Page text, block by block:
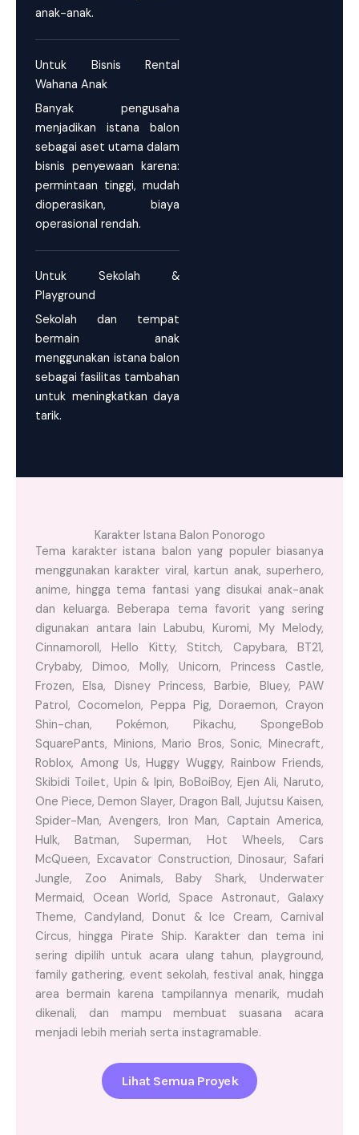
anak-anak.
Untuk Bisnis Rental
Wahana Anak
Banyak pengusaha
menjadikan istana balon
sebagai aset utama dalam
bisnis penyewaan karena:
permintaan tinggi, mudah
dioperasikan, biaya
operasional rendah.
Untuk Sekolah &
Playground
Sekolah dan tempat
bermain anak
menggunakan istana balon
sebagai fasilitas tambahan
untuk meningkatkan daya
tarik.
Karakter Istana Balon Ponorogo
Tema karakter istana balon yang populer biasanya
menggunakan karakter viral, kartun anak, superhero,
anime, hingga tema fantasi yang disukai anak-anak
dan keluarga. Beberapa tema favorit yang sering
digunakan antara lain Labubu, Kuromi, My Melody,
Cinnamoroll, Hello Kitty, Stitch, Capybara, BT21,
Crybaby, Dimoo, Molly, Unicorn, Princess Castle,
Frozen, Elsa, Disney Princess, Barbie, Bluey, PAW
Patrol, Cocomelon, Peppa Pig, Doraemon, Crayon
Shin-chan, Pokémon, Pikachu, SpongeBob
SquarePants, Minions, Mario Bros, Sonic, Minecraft,
Roblox, Among Us, Huggy Wuggy, Rainbow Friends,
Skibidi Toilet, Upin & Ipin, BoBoiBoy, Ejen Ali, Naruto,
One Piece, Demon Slayer, Dragon Ball, Jujutsu Kaisen,
Spider-Man, Avengers, Iron Man, Captain America,
Hulk, Batman, Superman, Hot Wheels, Cars
McQueen, Excavator Construction, Dinosaur, Safari
Jungle, Zoo Animals, Baby Shark, Underwater
Mermaid, Ocean World, Space Astronaut, Galaxy
Theme, Candyland, Donut & Ice Cream, Carnival
Circus, hingga Pirate Ship. Karakter dan tema ini
sering dipilih untuk acara ulang tahun, playground,
family gathering, event sekolah, festival anak, hingga
area bermain karena tampilannya menarik, mudah
dikenali, dan mampu membuat suasana acara
menjadi lebih meriah serta instagramable.
Lihat Semua Proyek